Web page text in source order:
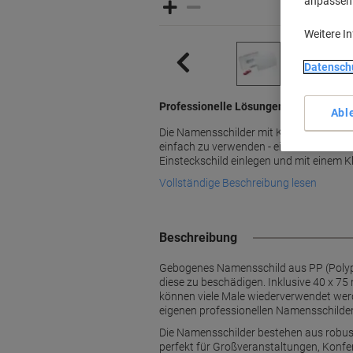
Professionelle Lösungen für
Die Namensschilder mit
einfach zu verwenden - einfach die
Einsteckschild einlegen und mit einem
Vollständige Beschreibung lesen
Beschreibung
Gebogenes Namensschild aus PP
diese zu beschädigen. Inklusive 40 x
können viele Male wiederverwendet
eigenen professionellen
Die Namensschilder bestehen aus
perfekt für Großveranstaltungen,
Weitere